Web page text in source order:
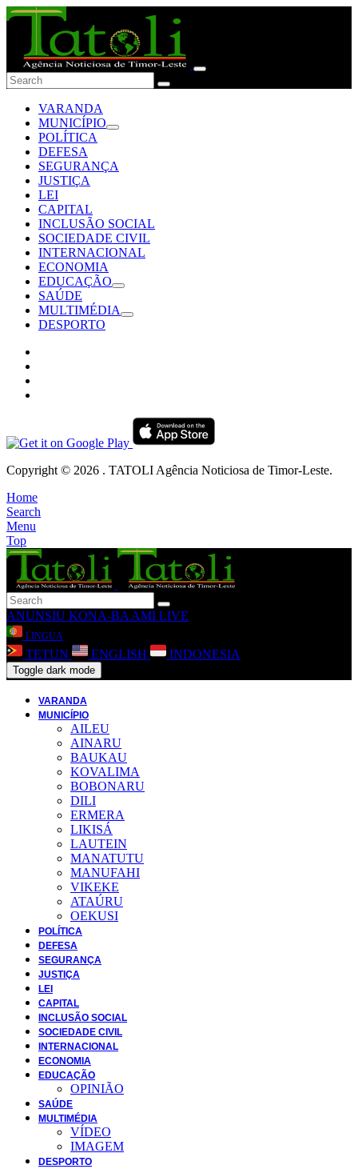
VARANDA
MUNICÍPIO
POLÍTICA
DEFESA
SEGURANÇA
JUSTIÇA
LEI
CAPITAL
INCLUSÃO SOCIAL
SOCIEDADE CIVIL
INTERNACIONAL
ECONOMIA
EDUCAÇÃO
SAÚDE
MULTIMÉDIA
DESPORTO
Copyright © 2026 . TATOLI Agência Noticiosa de Timor-Leste.
Home
Search
Menu
Top
ANUNSIU KONA-BA AMI LIVE
LINGUA
TETUN ENGLISH INDONESIA
Toggle dark mode
VARANDA
MUNICÍPIO
AILEU
AINARU
BAUKAU
KOVALIMA
BOBONARU
DILI
ERMERA
LIKISÁ
LAUTEIN
MANATUTU
MANUFAHI
VIKEKE
ATAÚRU
OEKUSI
POLÍTICA
DEFESA
SEGURANÇA
JUSTIÇA
LEI
CAPITAL
INCLUSÃO SOCIAL
SOCIEDADE CIVIL
INTERNACIONAL
ECONOMIA
EDUCAÇÃO
OPINIÃO
SAÚDE
MULTIMÉDIA
VÍDEO
IMAGEM
DESPORTO